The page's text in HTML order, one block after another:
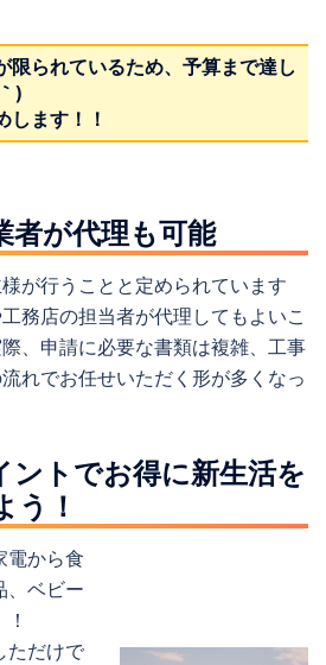
限られているため、予算まで達し
)
します！！
者が代理も可能
が行うことと定められています
務店の担当者が代理してもよいこ
、申請に必要な書類は複雑、工事
れでお任せいただく形が多くなっ
ントでお得に新生活を
う！
電から食
、ベビー
ただけで